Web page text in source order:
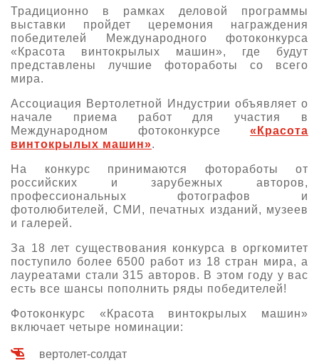
Положение об аккредитации
Публикации о выставке
Пресс-релизы
Традиционно в рамках деловой программы
выставки пройдет церемония награждения
победителей Международного фотоконкурса
«Красота винтокрылых машин», где будут
представлены лучшие фотоработы со всего
мира.
Ассоциация Вертолетной Индустрии объявляет о
начале приема работ для участия в
Международном фотоконкурсе «Красота
винтокрылых машин».
На конкурс принимаются фотоработы от
российских и зарубежных авторов,
профессиональных фотографов и
фотолюбителей, СМИ, печатных изданий, музеев
и галерей.
За 18 лет существования конкурса в оргкомитет
поступило более 6500 работ из 18 стран мира, а
лауреатами стали 315 авторов. В этом году у вас
есть все шансы пополнить ряды победителей!
Фотоконкурс «Красота винтокрылых машин»
включает четыре номинации:
вертолет-солдат